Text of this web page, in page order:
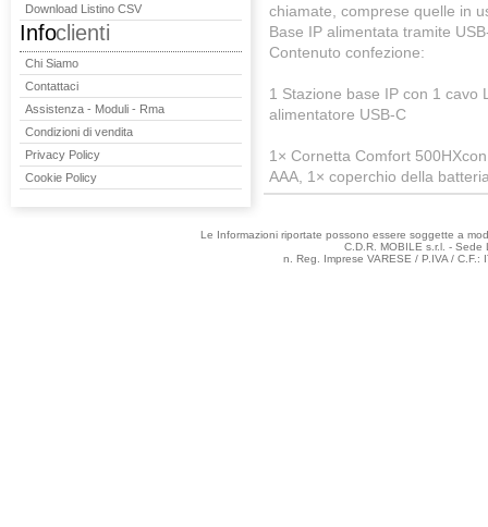
Download Listino CSV
Infoclienti
Chi Siamo
Contattaci
Assistenza - Moduli - Rma
Condizioni di vendita
Privacy Policy
Cookie Policy
chiamate, comprese quelle in
Base IP alimentata tramite
Contenuto confezione:
1 Stazione base IP con 1 cavo
alimentatore USB-C
1× Cornetta Comfort
AAA, 1× coperchio della
Le Informazioni riportate possono essere soggette a
C.D.R. MOBILE s.r.l. -
n. Reg. Imprese VARESE / P.IVA /